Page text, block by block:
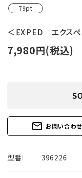
79pt
＜EXPED エクス
7,980円(税込)
mail_outline お問い合わせ
型番: 396226